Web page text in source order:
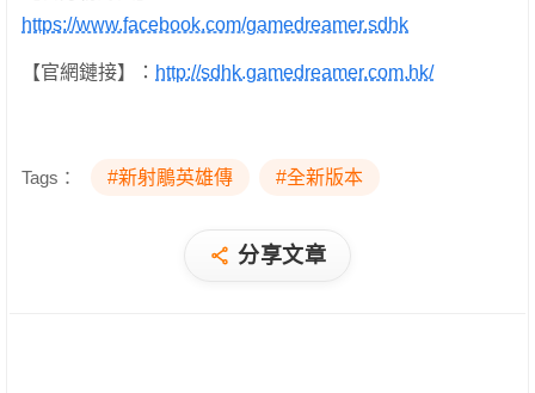
https://www.facebook.com/gamedreamer.sdhk
【官網鏈接】： http://sdhk.gamedreamer.com.hk/
Tags： #新射鵰英雄傳 #全新版本
分享文章